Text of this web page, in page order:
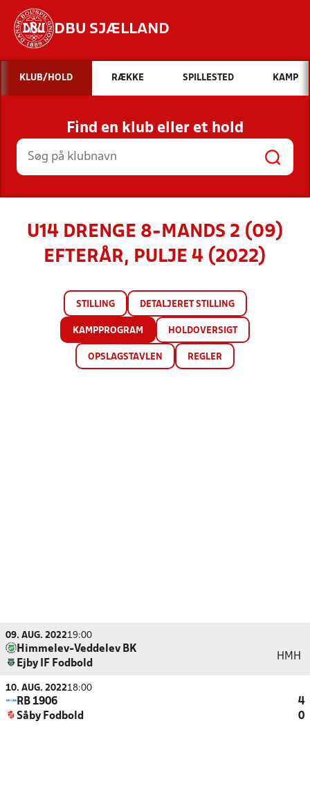
DBU SJÆLLAND
Hvad vil du søge efter?
INDHOLD OG NYHEDER
STILLINGER, RESULTATER, KLUBBER OG
HOLD
KLUB/HOLD RÆKKE SPILLESTED KAMP
Find en klub eller et hold
U14 DRENGE 8-MANDS 2 (09)
EFTERÅR, PULJE 4 (2022)
STILLING DETALJERET STILLING
KAMPPROGRAM HOLDOVERSIGT
OPSLAGSTAVLEN REGLER
09. AUG. 202219:00
Himmelev-Veddelev BK
Ejby IF Fodbold
HMH
10. AUG. 202218:00
RB 1906
4
Såby Fodbold
0